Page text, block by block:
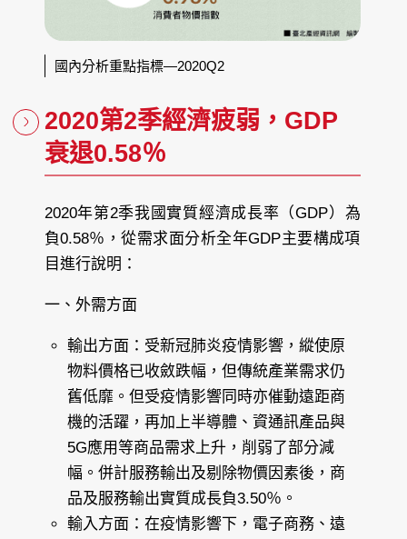
國內分析重點指標—2020Q2
2020第2季經濟疲弱，GDP
衰退0.58％
2020年第2季我國實質經濟成長率（GDP）為
負0.58％，從需求面分析全年GDP主要構成項
目進行說明：
一、外需方面
輸出方面：受新冠肺炎疫情影響，縱使原
物料價格已收斂跌幅，但傳統產業需求仍
舊低靡。但受疫情影響同時亦催動遠距商
機的活躍，再加上半導體、資通訊產品與
5G應用等商品需求上升，削弱了部分減
幅。併計服務輸出及剔除物價因素後，商
品及服務輸出實質成長負3.50％。
輸入方面：在疫情影響下，電子商務、遠